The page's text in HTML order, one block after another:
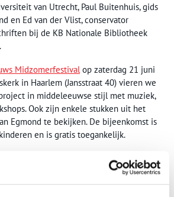
van Utrecht, Paul Buitenhuis, gids
en Ed van der Vlist, conservator
bij de KB Nationale Bibliotheek
Midzomerfestival op zaterdag 21 juni
in Haarlem (Jansstraat 40) vieren we
in middeleeuwse stijl met muziek,
Ook zijn enkele stukken uit het
Egmond te bekijken. De bijeenkomst is
en is gratis toegankelijk.